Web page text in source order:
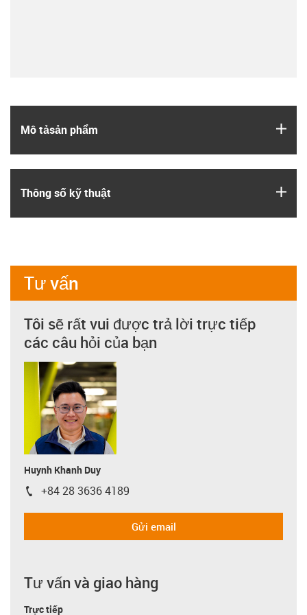
Mô tả­sản phẩm
Thông số kỹ thuật
Tư vấn
Tôi sẽ rất vui được trả lời trực tiếp
các câu hỏi của bạn
Huynh Khanh Duy
igus-icon-phone
+84 28 3636 4189
Gửi email
Tư vấn và giao hàng
Trực tiếp